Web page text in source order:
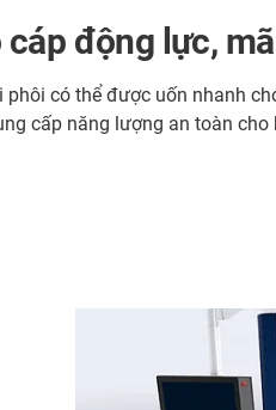
động lực,
có thể được uốn nhanh
cấp năng lượng an toàn